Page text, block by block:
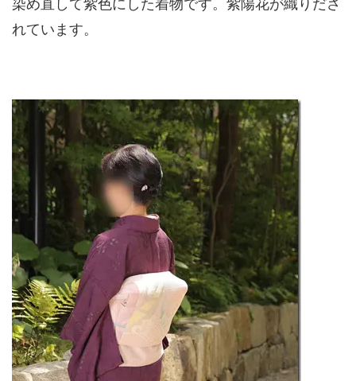
染め直して紫色にした着物です。紫陽花が織りださ
れています。